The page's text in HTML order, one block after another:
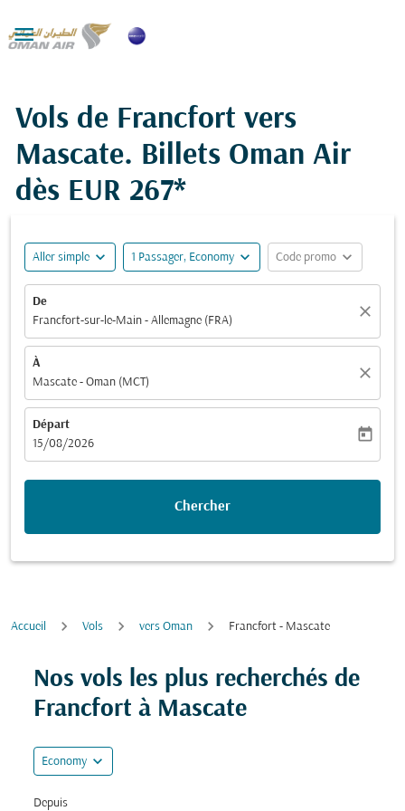

Vols de Francfort vers
Mascate. Billets Oman Air
dès EUR 267*
Aller simple expand_more 1 Passager, Economy expand_more Code promo expand_more
De
Francfort-sur-le-Main - Allemagne (FRA)
close
À
Mascate - Oman (MCT)
close
Départ
fc-booking-departure-date-aria-label
15/08/2026
today
Chercher
Accueil Vols vers Oman Francfort - Mascate
Nos vols les plus recherchés de
Francfort à Mascate
Economy expand_more
Depuis